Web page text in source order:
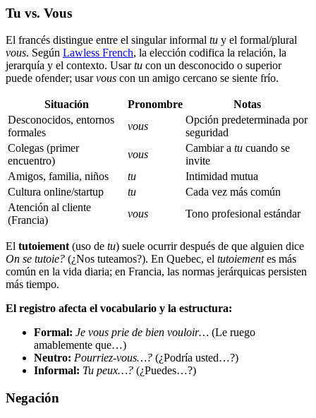
Tu vs. Vous
El francés distingue entre el singular informal tu y el formal/plural
vous. Según Lawless French, la elección codifica la relación, la
jerarquía y el contexto. Usartu con un desconocido o superior
puede ofender; usarvous con un amigo cercano se siente frío.
Situación Pronombre
Notas
Desconocidos, entornos
formales
vous
Opción predeterminada por
seguridad
Colegas (primer
encuentro)
vous
Cambiar a tu cuando se
invite
Amigos, familia, niños
tu
Intimidad mutua
Cultura online/startup
tu
Cada vez más común
Atención al cliente
(Francia)
vous Tono profesional estándar
El tutoiement (uso de tu) suele ocurrir después de que alguien dice
On se tutoie? (¿Nos tuteamos?). En Quebec, el tutoiementes más
común en la vida diaria; en Francia, las normas jerárquicas persisten
más tiempo.
El registro afecta el vocabulario y la estructura:
Formal: Je vous prie de bien vouloir… (Le ruego
amablemente que…)
Neutro: Pourriez-vous…? (¿Podría usted…?)
Informal: Tu peux…? (¿Puedes…?)
Negación